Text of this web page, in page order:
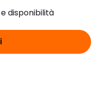
disponibilità